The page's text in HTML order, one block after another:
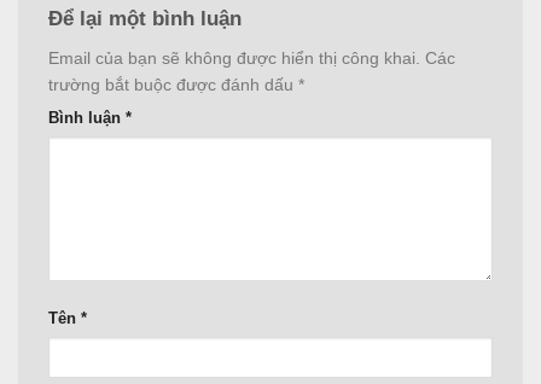
Để lại một bình luận
Email của bạn sẽ không được hiển thị công khai. Các
trường bắt buộc được đánh dấu *
Bình luận *
Tên *